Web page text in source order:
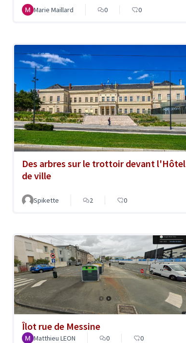
Marie Maillard 0 0
Des arbres sur le trottoir devant l'Hôtel
de ville
Spikette 2 0
Îlot rue de Messine
Matthieu LEON 0 0